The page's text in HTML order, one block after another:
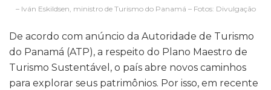
– Iván Eskildsen, ministro de Turismo do Panamá – Fotos: Divulgação
De acordo com anúncio da Autoridade de Turismo
do Panamá (ATP), a respeito do Plano Maestro de
Turismo Sustentável, o país abre novos caminhos
para explorar seus patrimônios. Por isso, em recente